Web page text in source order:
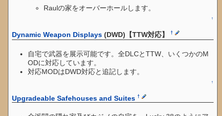
Raulの家をオーバーホールします。
↑
Dynamic Weapon Displays (DWD)【TTW対応】†
自宅で武器を展示可能です。全DLCとTTW、いくつかのM
ODに対応しています。
対応MODはDWD対応と追記します。
↑
Upgradeable Safehouses and Suites †